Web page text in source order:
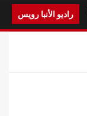
راديو الأنبا رويس